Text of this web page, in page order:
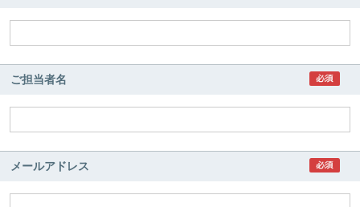
ご担当者名
メールアドレス